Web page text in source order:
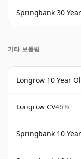
Springbank 30
기타 보틀링
Longrow 10 Year
Longrow CV46%
Springbank 10